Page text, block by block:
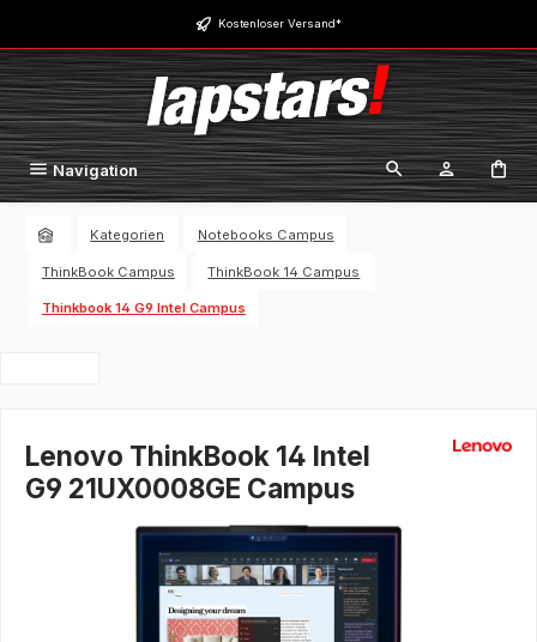
Zum Hauptinhalt springen Kostenloser Versand*
Navigation
Kategorien Notebooks Campus
ThinkBook Campus ThinkBook 14 Campus
Thinkbook 14 G9 Intel Campus
Lenovo ThinkBook 14 Intel
G9 21UX0008GE Campus
Bildergalerie überspringen